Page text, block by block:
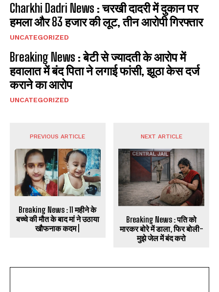
Charkhi Dadri News : चरखी दादरी में दुकान पर
हमला और 83 हजार की लूट, तीन आरोपी गिरफ्तार
UNCATEGORIZED
Breaking News : बेटी से ज्यादती के आरोप में
हवालात में बंद पिता ने लगाई फांसी, झूठा केस दर्ज
कराने का आरोप
UNCATEGORIZED
PREVIOUS ARTICLE
Breaking News : 11 महीने के
बच्चे की मौत के बाद मां ने उठाया
खौफनाक कदम |
NEXT ARTICLE
Breaking News : पति को
मारकर बोरे में डाला, फिर बोली-
मुझे जेल में बंद करो